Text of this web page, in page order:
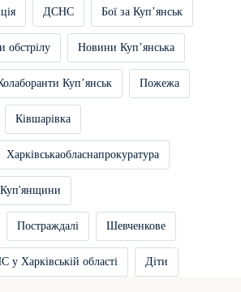
ДСНС Бої за Купʼянськ
обстрілу Новини Купʼянська
Купʼянськ Пожежа
Ківшарівка
Харківськаобласнапрокуратура
Постраждалі Шевченкове
у Харківській області Діти